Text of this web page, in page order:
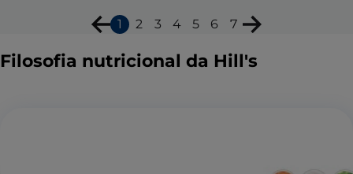
1 2 3 4 5 6 7
Filosofia nutricional da Hill's